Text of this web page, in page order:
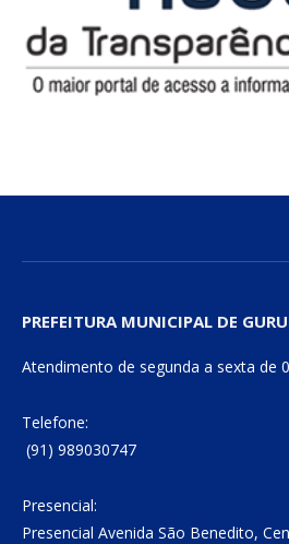
PREFEITURA MUNICIPAL DE
Atendimento de segunda a sexta de
Telefone:
(91) 989030747
Presencial:
Presencial Avenida São Benedito,